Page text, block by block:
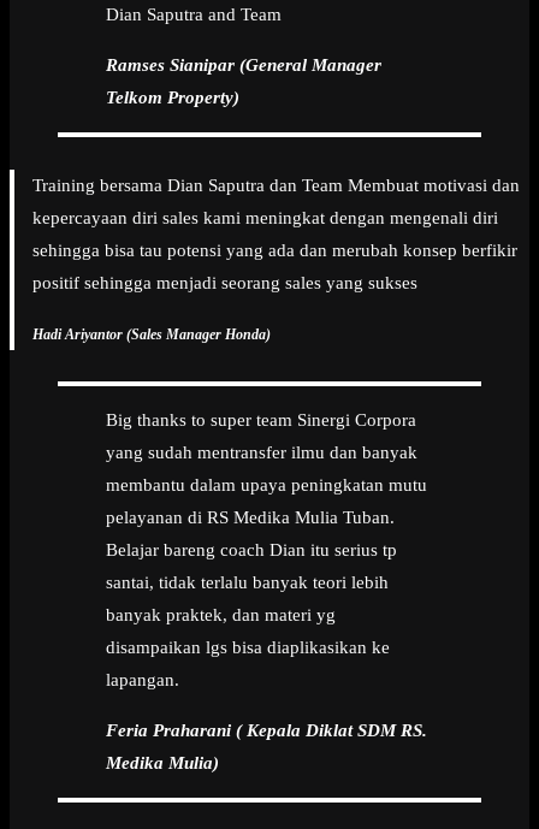
Dian Saputra and Team
Ramses Sianipar (General Manager
Telkom Property)
Training bersama Dian Saputra dan Team Membuat motivasi dan
kepercayaan diri sales kami meningkat dengan mengenali diri
sehingga bisa tau potensi yang ada dan merubah konsep berfikir
positif sehingga menjadi seorang sales yang sukses
Hadi Ariyantor (Sales Manager Honda)
Big thanks to super team Sinergi Corpora
yang sudah mentransfer ilmu dan banyak
membantu dalam upaya peningkatan mutu
pelayanan di RS Medika Mulia Tuban.
Belajar bareng coach Dian itu serius tp
santai, tidak terlalu banyak teori lebih
banyak praktek, dan materi yg
disampaikan lgs bisa diaplikasikan ke
lapangan.
Feria Praharani ( Kepala Diklat SDM RS.
Medika Mulia)